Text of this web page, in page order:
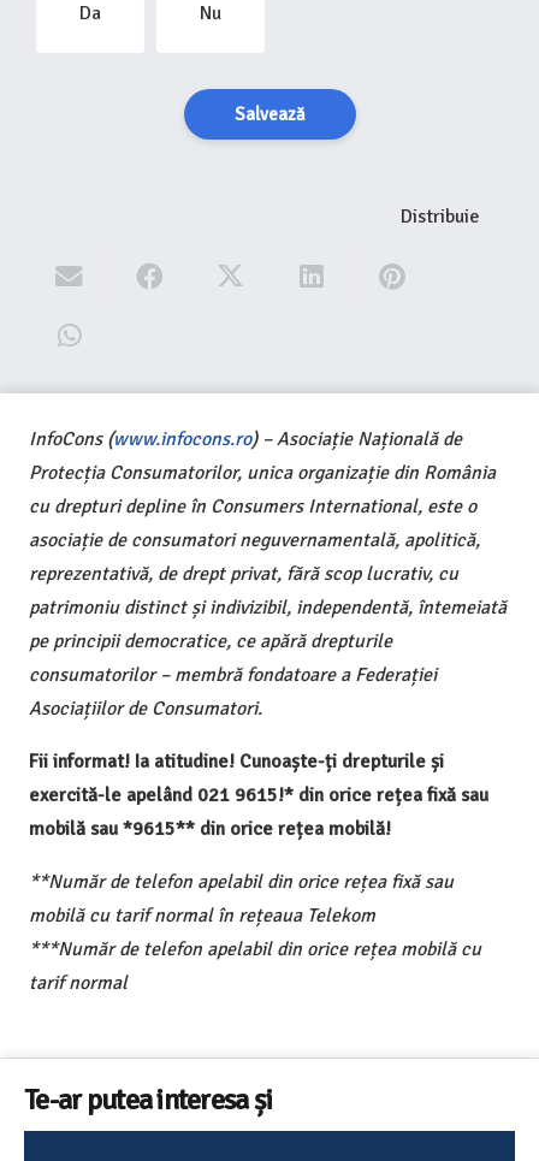
Da Nu
Salvează
Distribuie
InfoCons (www.infocons.ro) – Asociație Națională de
Protecția Consumatorilor, unica organizație din România
cu drepturi depline în Consumers International, este o
asociație de consumatori neguvernamentală, apolitică,
reprezentativă, de drept privat, fără scop lucrativ, cu
patrimoniu distinct și indivizibil, independentă, întemeiată
pe principii democratice, ce apără drepturile
consumatorilor – membră fondatoare a Federației
Asociațiilor de Consumatori.
Fii informat! Ia atitudine! Cunoaște-ți drepturile și
exercită-le apelând 021 9615!* din orice rețea fixă sau
mobilă sau *9615** din orice rețea mobilă!
**Număr de telefon apelabil din orice rețea fixă sau
mobilă cu tarif normal în rețeaua Telekom
***Număr de telefon apelabil din orice rețea mobilă cu
tarif normal
Te-ar putea interesa și